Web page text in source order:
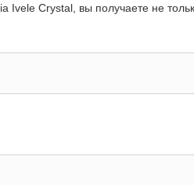
Crystal, вы получаете не